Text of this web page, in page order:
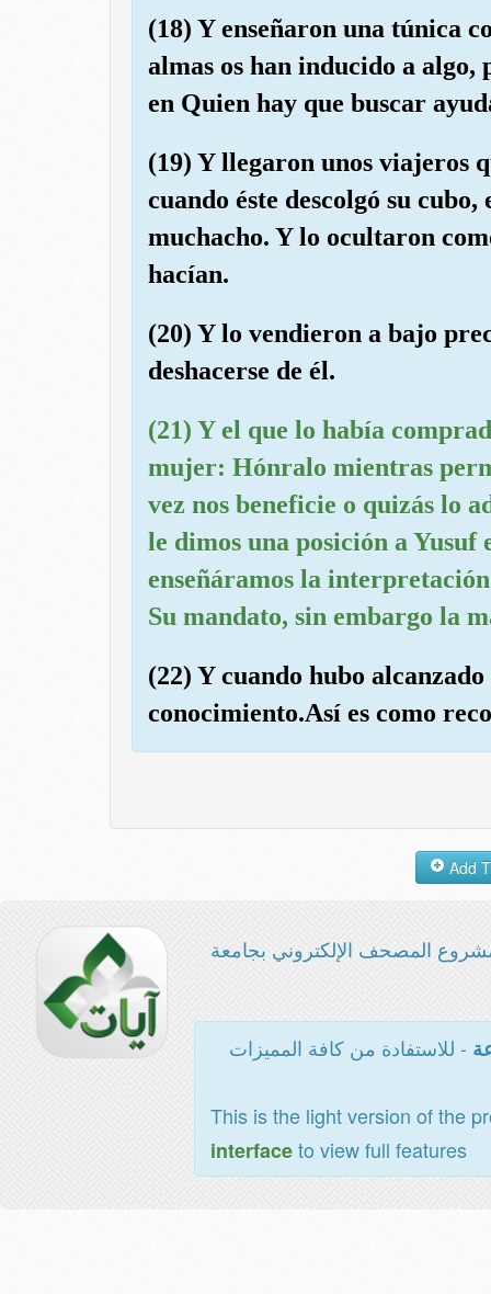
(18) Y enseñaron una túnica
almas os han inducido a algo,
en Quien hay que buscar
(19) Y llegaron unos viajeros
cuando éste descolgó su
muchacho. Y lo ocultaron
hacían.
(20) Y lo vendieron a bajo
deshacerse de él.
(21) Y el que lo había
mujer: Hónralo mientras
vez nos beneficie o quizás lo
le dimos una posición a
enseñáramos la
Su mandato, sin embargo la
(22) Y cuando hubo
conocimiento.Así es como
المصحف الإلكتروني بجامعة
- للاستفادة من كافة المميزات
This is the light version of the
interfaceto view full features